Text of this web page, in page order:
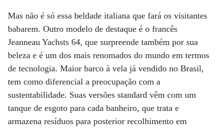
Mas não é só essa beldade italiana que fará os visitantes
babarem. Outro modelo de destaque é o francês
Jeanneau Yachsts 64, que surpreende também por sua
beleza e é um dos mais renomados do mundo em termos
de tecnologia. Maior barco à vela já vendido no Brasil,
tem como diferencial a preocupação com a
sustentabilidade. Suas versões standard vêm com um
tanque de esgoto para cada banheiro, que trata e
armazena resíduos para posterior recolhimento em